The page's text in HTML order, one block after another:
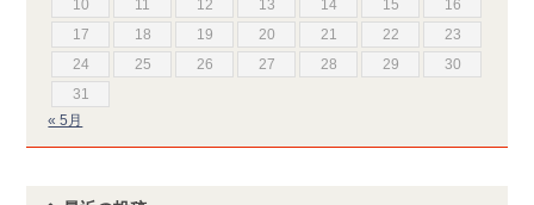
10 11 12 13 14 15
16
17
18 19 20 21 22
23
24
25 26 27 28 29
30
31
« 5月